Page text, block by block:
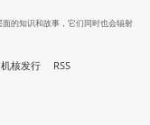
的知识和故事，它们同时也会辐射
机核发行 RSS